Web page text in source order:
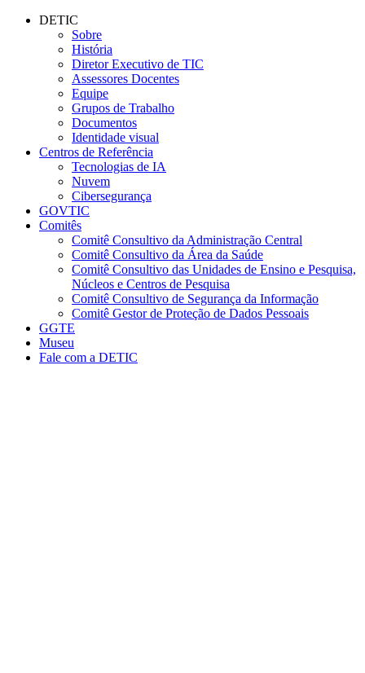
Conteúdo principal
DETIC
Sobre
História
Diretor Executivo de TIC
Assessores Docentes
Equipe
Grupos de Trabalho
Documentos
Identidade visual
Centros de Referência
Tecnologias de IA
Nuvem
Cibersegurança
GOVTIC
Comitês
Comitê Consultivo da Administração Central
Comitê Consultivo da Área da Saúde
Comitê Consultivo das Unidades de Ensino e Pesquisa,
Núcleos e Centros de Pesquisa
Comitê Consultivo de Segurança da Informação
Comitê Gestor de Proteção de Dados Pessoais
GGTE
Museu
Fale com a DETIC